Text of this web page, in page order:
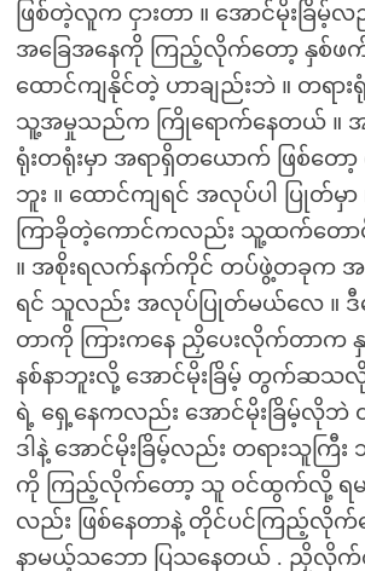
ဖြစ်တဲ့လူက ငှားတာ ။ အောင်မိုးခြိမ့်
အခြေအနေကို ကြည့်လိုက်တော့ နှစ်ဖ
ထောင်ကျနိုင်တဲ့ ဟာချည်းဘဲ ။ တရား
သူ့အမှုသည်က ကြိုရောက်နေတယ် ။
ရုံးတရုံးမှာ အရာရှိတယောက် ဖြစ်တော့
ဘူး ။ ထောင်ကျရင် အလုပ်ပါ ပြုတ်မှာ
ကြာခိုတဲ့ကောင်ကလည်း သူ့ထက်တော
။ အစိုးရလက်နက်ကိုင် တပ်ဖွဲ့တခုက အရ
ရင် သူလည်း အလုပ်ပြုတ်မယ်လေ ။ ဒီတ
တာကို ကြားကနေ ညှိပေးလိုက်တာက နှ
နစ်နာဘူးလို့ အောင်မိုးခြိမ့် တွက်ဆသ
ရဲ့ ရှေ့နေကလည်း အောင်မိုးခြိမ့်လိုဘဲ
ဒါနဲ့ အောင်မိုးခြိမ့်လည်း တရားသူ
ကို ကြည့်လိုက်တော့ သူ ဝင်ထွက်လို့ ရမ
လည်း ဖြစ်နေတာနဲ့ တိုင်ပင်ကြည့်လိုက်
နာမယ့်သဘော ပြသနေတယ် . ညှိလိုက်